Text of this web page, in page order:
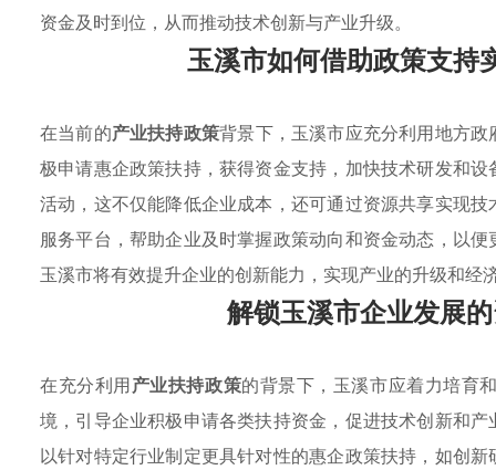
资金及时到位，从而推动技术创新与产业升级。
玉溪市如何借助政策支持
在当前的产业扶持政策背景下，玉溪市应充分利用地方
极申请惠企政策扶持，获得资金支持，加快技术研发和
活动，这不仅能降低企业成本，还可通过资源共享实现
服务平台，帮助企业及时掌握政策动向和资金动态，以
玉溪市将有效提升企业的创新能力，实现产业的升级和经
解锁玉溪市企业发展
在充分利用产业扶持政策的背景下，玉溪市应着力培育
境，引导企业积极申请各类扶持资金，促进技术创新和
以针对特定行业制定更具针对性的惠企政策扶持，如创